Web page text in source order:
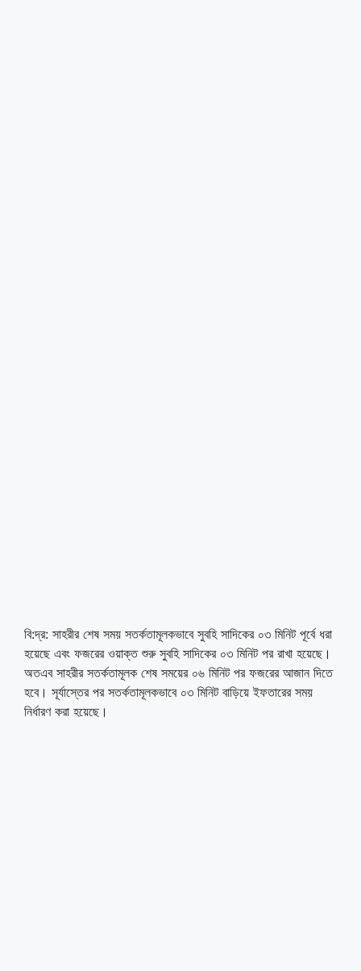
বি:দ্র: সাহরীর শেষ সময় সতর্কতামূলকভাবে সুবহি সাদিকের ০৩ মিনিট পূর্বে ধরা
হয়েছে এবং ফজরের ওয়াক্ত শুরু সুবহি সাদিকের ০৩ মিনিট পর রাখা হয়েছে।
অতএব সাহরীর সতর্কতামূলক শেষ সময়ের ০৬ মিনিট পর ফজরের আজান দিতে
হবে। সূর্যাস্তের পর সতর্কতামূলকভাবে ০৩ মিনিট বাড়িয়ে ইফতারের সময়
নির্ধারণ করা হয়েছে।